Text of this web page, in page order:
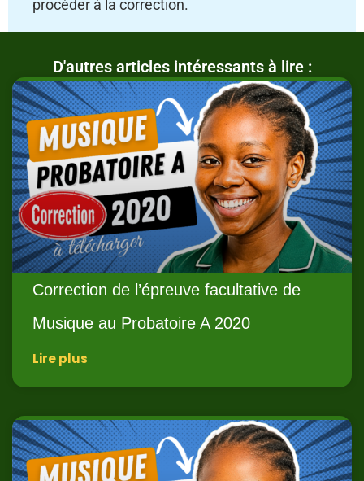
procéder à la correction.
D'autres articles intéressants à lire :
Correction de l’épreuve facultative de
Musique au Probatoire A 2020
Lire plus